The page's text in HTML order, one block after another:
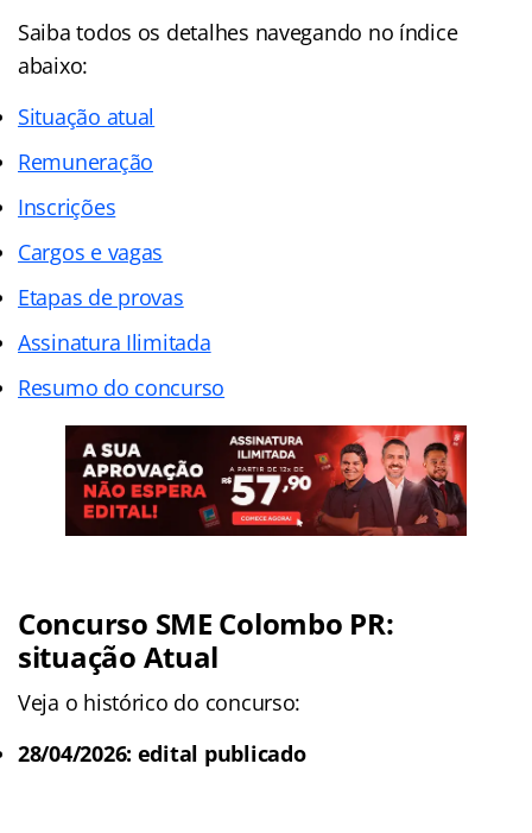
Saiba todos os detalhes navegando no índice
abaixo:
Situação atual
Remuneração
Inscrições
Cargos e vagas
Etapas de provas
Assinatura Ilimitada
Resumo do concurso
Concurso SME Colombo PR:
situação Atual
Veja o histórico do concurso:
28/04/2026: edital publicado